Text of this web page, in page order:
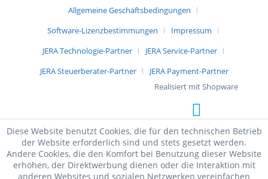
Allgemeine Geschäftsbedingungen
Software-Lizenzbestimmungen
Impressum
JERA Technologie-Partner
JERA Service-Partner
JERA Steuerberater-Partner
JERA Payment-Partner
Realisiert mit Shopware
Diese Website benutzt Cookies, die für den technischen Betrieb
der Website erforderlich sind und stets gesetzt werden.
Andere Cookies, die den Komfort bei Benutzung dieser Website
erhöhen, der Direktwerbung dienen oder die Interaktion mit
anderen Websites und sozialen Netzwerken vereinfachen